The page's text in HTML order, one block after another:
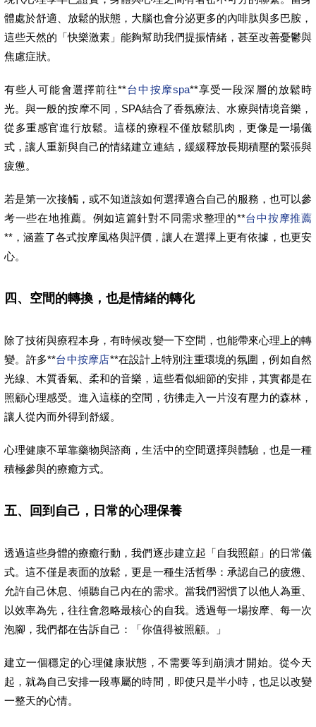
體處於舒適、放鬆的狀態，大腦也會分泌更多的內啡肽與多巴胺，
這些天然的「快樂激素」能夠幫助我們提振情緒，甚至改善憂鬱與
焦慮症狀。
有些人可能會選擇前往**台中按摩spa**享受一段深層的放鬆時
光。與一般的按摩不同，SPA結合了香氛療法、水療與情境音樂，
從多重感官進行放鬆。這樣的療程不僅放鬆肌肉，更像是一場儀
式，讓人重新與自己的情緒建立連結，緩緩釋放長期積壓的緊張與
疲憊。
若是第一次接觸，或不知道該如何選擇適合自己的服務，也可以參
考一些在地推薦。例如這篇針對不同需求整理的**台中按摩推薦
**，涵蓋了各式按摩風格與評價，讓人在選擇上更有依據，也更安
心。
四、空間的轉換，也是情緒的轉化
除了技術與療程本身，有時候改變一下空間，也能帶來心理上的轉
變。許多**台中按摩店**在設計上特別注重環境的氛圍，例如自然
光線、木質香氣、柔和的音樂，這些看似細節的安排，其實都是在
照顧心理感受。進入這樣的空間，彷彿走入一片沒有壓力的森林，
讓人從內而外得到舒緩。
心理健康不單靠藥物與諮商，生活中的空間選擇與體驗，也是一種
積極參與的療癒方式。
五、回到自己，日常的心理保養
透過這些身體的療癒行動，我們逐步建立起「自我照顧」的日常儀
式。這不僅是表面的放鬆，更是一種生活哲學：承認自己的疲憊、
允許自己休息、傾聽自己內在的需求。當我們習慣了以他人為重、
以效率為先，往往會忽略最核心的自我。透過每一場按摩、每一次
泡腳，我們都在告訴自己：「你值得被照顧。」
建立一個穩定的心理健康狀態，不需要等到崩潰才開始。從今天
起，就為自己安排一段專屬的時間，即使只是半小時，也足以改變
一整天的心情。